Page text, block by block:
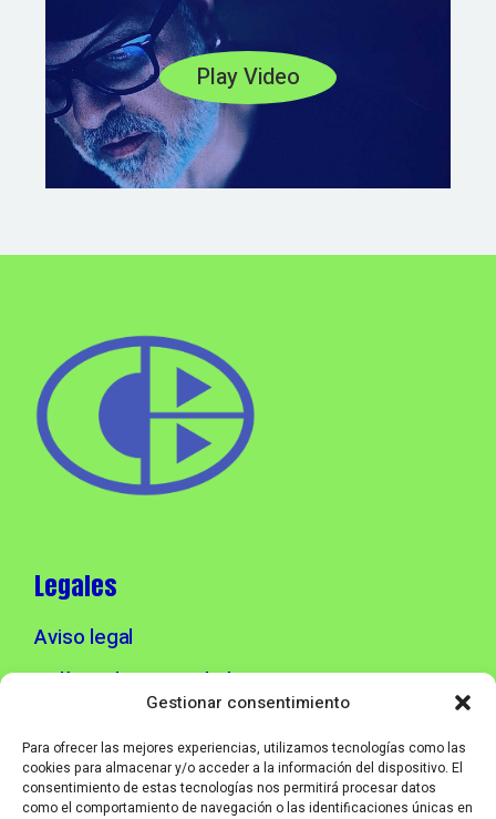
Gestionar consentimiento
Para ofrecer las mejores experiencias, utilizamos tecnologías como las
cookies para almacenar y/o acceder a la información del dispositivo. El
consentimiento de estas tecnologías nos permitirá procesar datos
como el comportamiento de navegación o las identificaciones únicas en
Play Video
Legales
Aviso legal
Política de privacidad
Info contacto